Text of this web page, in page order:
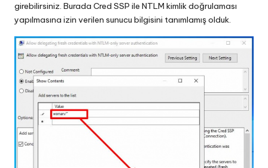
girebilirsiniz. Burada Cred SSP ile NTLM kimlik doğrulaması
yapılmasına izin verilen sunucu bilgisini tanımlamış olduk.